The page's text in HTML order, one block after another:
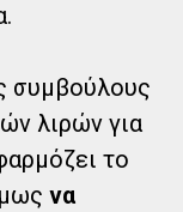
συμβούλους
λιρών για
το
να